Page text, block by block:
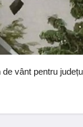
vânt pentru